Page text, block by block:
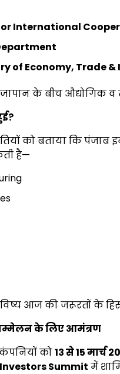
International
of Economy, Trade
के बीच औद्योगिक व
?
को बताया कि
है—
आज की जरूरतों के
के लिए आमंत्रण
को13से15मार्च
Summit में